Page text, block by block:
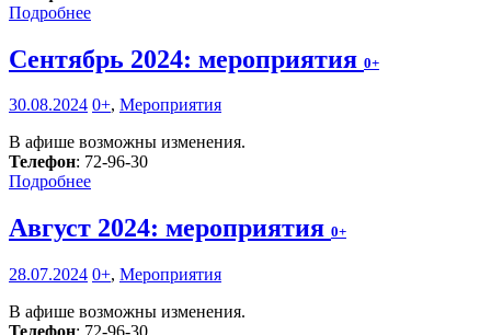
Подробнее
Сентябрь 2024: мероприятия 0+
30.08.2024 0+, Мероприятия
В афише возможны изменения.
Телефон: 72-96-30
Подробнее
Август 2024: мероприятия 0+
28.07.2024 0+, Мероприятия
В афише возможны изменения.